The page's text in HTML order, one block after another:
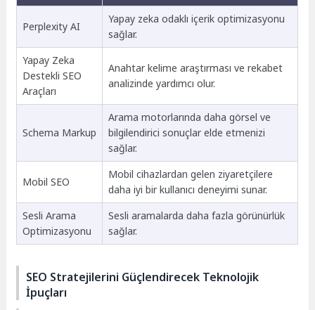
Perplexity AI
Yapay zeka odaklı içerik optimizasyonu
sağlar.
Yapay Zeka
Destekli SEO
Araçları
Anahtar kelime araştırması ve rekabet
analizinde yardımcı olur.
Schema Markup
Arama motorlarında daha görsel ve
bilgilendirici sonuçlar elde etmenizi
sağlar.
Mobil SEO
Mobil cihazlardan gelen ziyaretçilere
daha iyi bir kullanıcı deneyimi sunar.
Sesli Arama
Optimizasyonu
Sesli aramalarda daha fazla görünürlük
sağlar.
SEO Stratejilerini Güçlendirecek Teknolojik
İpuçları